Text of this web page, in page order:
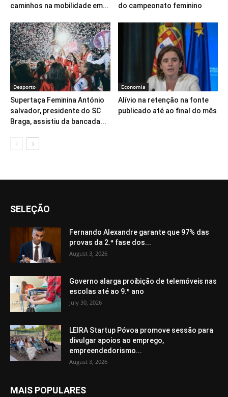
caminhos na mobilidade em...
do campeonato feminino
Desporto
Supertaça Feminina António
salvador, presidente do SC
Braga, assistiu da bancada...
Economia
Alívio na retenção na fonte
publicado até ao final do mês
SELEÇÃO
Fernando Alexandre garante que 97% das
provas da 2.ª fase dos...
August 3, 2026
Governo alarga proibição de telemóveis nas
escolas até ao 9.º ano
July 30, 2026
LEIRA Startup Póvoa promove sessão para
divulgar apoios ao emprego,
empreendedorismo...
August 3, 2026
MAIS POPULARES